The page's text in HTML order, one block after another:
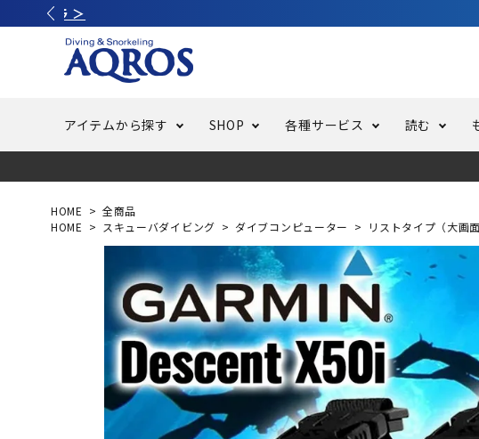
アイテムから探す
フリースタイルダイビング スキューバダイビング
バッグ・ケース ウエイト・ウエイト
スピア・銛（モリ） スイミング
SALE 店舗限定商品
SHOP 各種サービス 読む
ちょい足しカスタム
LINE ID連携でお買い物が便利に メルマガ登録
HOME
全商品
HOME
スキューバダイビング ダイブコンピューター リストタイプ（大画